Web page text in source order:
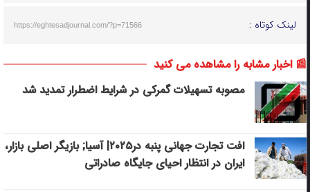
لینک کوتاه : https://eghtesadjournal.com/?p=71566
📰 اخبار مشابه را مشاهده می کنید
مصوبه تسهیلات گمرکی در شرایط اضطرار تمدید شد
افت تجارت جهانی پنبه در۲۰۲۵| آسیا; بازیگر اصلی بازار،
ایران در انتظار احیای جایگاه صادراتی